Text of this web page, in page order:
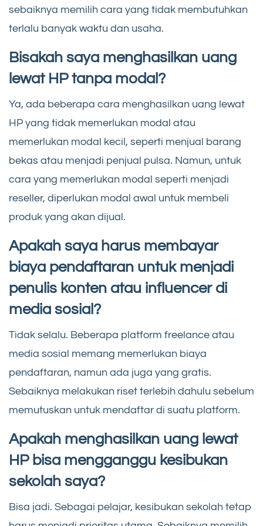
sebaiknya memilih cara yang tidak membutuhkan
terlalu banyak waktu dan usaha.
Bisakah saya menghasilkan uang
lewat HP tanpa modal?
Ya, ada beberapa cara menghasilkan uang lewat
HP yang tidak memerlukan modal atau
memerlukan modal kecil, seperti menjual barang
bekas atau menjadi penjual pulsa. Namun, untuk
cara yang memerlukan modal seperti menjadi
reseller, diperlukan modal awal untuk membeli
produk yang akan dijual.
Apakah saya harus membayar
biaya pendaftaran untuk menjadi
penulis konten atau influencer di
media sosial?
Tidak selalu. Beberapa platform freelance atau
media sosial memang memerlukan biaya
pendaftaran, namun ada juga yang gratis.
Sebaiknya melakukan riset terlebih dahulu sebelum
memutuskan untuk mendaftar di suatu platform.
Apakah menghasilkan uang lewat
HP bisa mengganggu kesibukan
sekolah saya?
Bisa jadi. Sebagai pelajar, kesibukan sekolah tetap